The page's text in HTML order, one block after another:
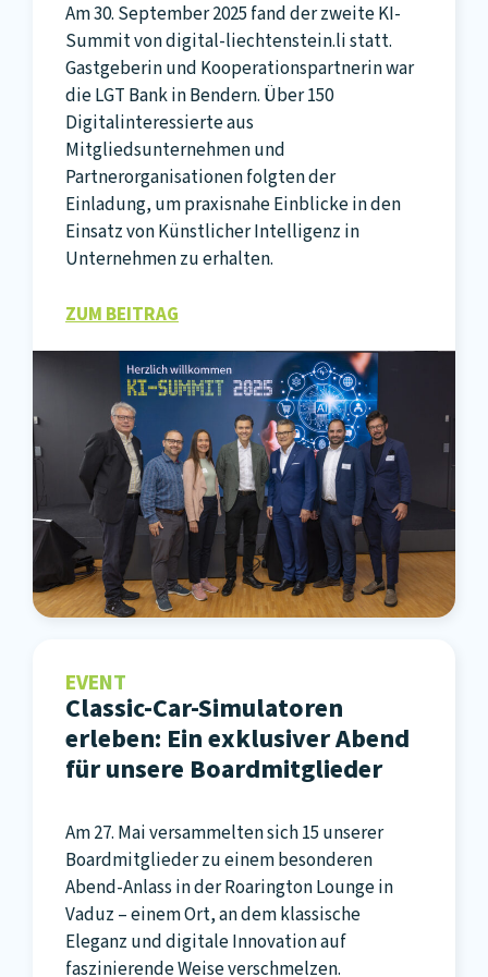
Am 30. September 2025 fand der zweite KI-
Summit von digital-liechtenstein.li statt.
Gastgeberin und Kooperationspartnerin war
die LGT Bank in Bendern. Über 150
Digitalinteressierte aus
Mitgliedsunternehmen und
Partnerorganisationen folgten der
Einladung, um praxisnahe Einblicke in den
Einsatz von Künstlicher Intelligenz in
Unternehmen zu erhalten.
ZUM BEITRAG
EVENT
Classic-Car-Simulatoren
erleben: Ein exklusiver Abend
für unsere Boardmitglieder
Am 27. Mai versammelten sich 15 unserer
Boardmitglieder zu einem besonderen
Abend-Anlass in der Roarington Lounge in
Vaduz – einem Ort, an dem klassische
Eleganz und digitale Innovation auf
faszinierende Weise verschmelzen.